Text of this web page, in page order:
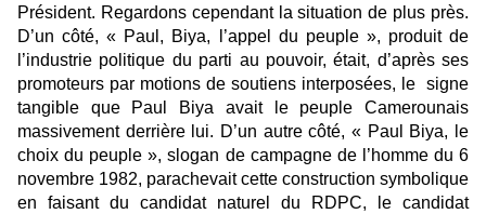
Président. Regardons cependant la situation de plus près.
D’un côté, « Paul, Biya, l’appel du peuple », produit de
l’industrie politique du parti au pouvoir, était, d’après ses
promoteurs par motions de soutiens interposées, le signe
tangible que Paul Biya avait le peuple Camerounais
massivement derrière lui. D’un autre côté, « Paul Biya, le
choix du peuple », slogan de campagne de l’homme du 6
novembre 1982, parachevait cette construction symbolique
en faisant du candidat naturel du RDPC, le candidat